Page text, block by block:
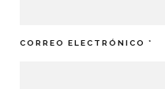
CORREO ELECTRÓNICO *